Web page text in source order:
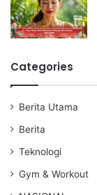
Categories
Berita Utama
Berita
Teknologi
Gym & Workout